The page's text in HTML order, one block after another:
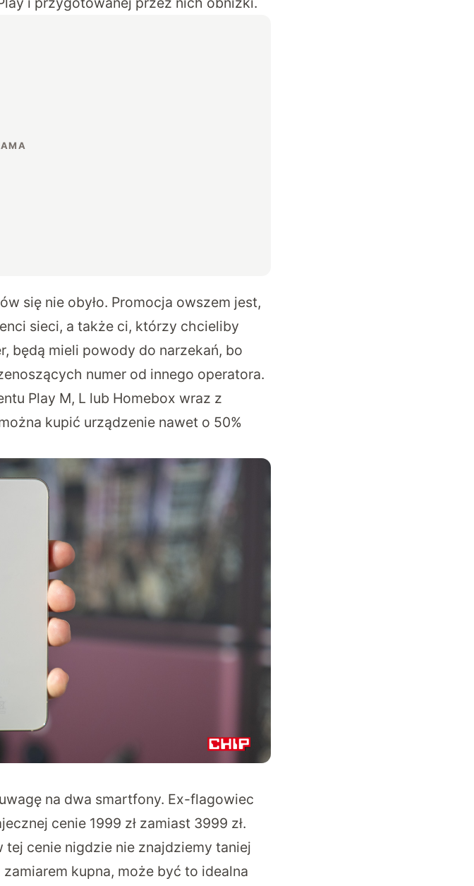
się nie obyło. Promocja owszem jest,
sieci, a także ci, którzy chcieliby
będą mieli powody do narzekań, bo
numer od innego operatora.
Play M, L lub Homebox wraz z
kupić urządzenie nawet o 50%
na dwa smartfony. Ex-flagowiec
cenie 1999 zł zamiast 3999 zł.
cenie nigdzie nie znajdziemy taniej
kupna, może być to idealna